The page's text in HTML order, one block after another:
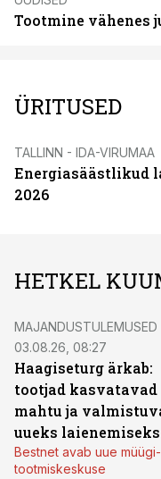
Tootmine vähenes
ÜRITUSED
TALLINN - IDA-VIRUMAA
Energiasäästlikud
2026
HETKEL
MAJANDUSTULEMUSED
03.08.26, 08:27
Haagiseturg ärkab:
tootjad kasvatavad
mahtu ja
uueks laienemiseks
Bestnet avab uue
tootmiskeskuse